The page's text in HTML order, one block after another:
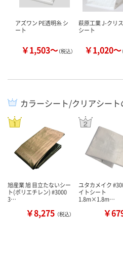
アズワン PE透明糸 シ
ート
￥1,503～（税込）
萩原工業 J-クリ
シート
￥1,020～
カラーシート/クリアシー
旭産業 旭 目立たないシー
ト(ポリエチレン) #3000
3…
￥8,275 （税込）
ユタカメイク
イトシート
1.8m×1.8m…
￥